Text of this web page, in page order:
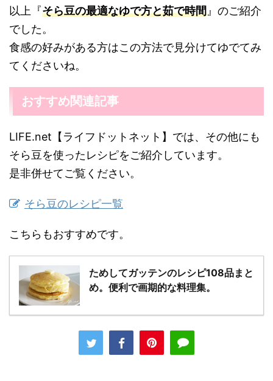
以上『そら豆の最適なゆで方と茹で時間 』のご紹介
でした。
食感の好みがある方はこの方法で見分けてゆでてみ
てくださいね。
おすすめ関連記事
LIFE.net【ライフドットネット】では、その他にも
そら豆を使ったレシピをご紹介しています。
是非併せてご覧ください。
そら豆のレシピ一覧
こちらもおすすめです。
ためしてガッテンのレシピ108品まと
め。便利で画期的な料理集。